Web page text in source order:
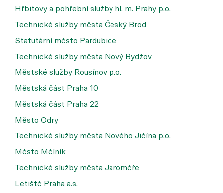
Hřbitovy a pohřební služby hl. m. Prahy p.o.
Technické služby města Český Brod
Statutární město Pardubice
Technické služby města Nový Bydžov
Městské služby Rousínov p.o.
Městská část Praha 10
Městská část Praha 22
Město Odry
Technické služby města Nového Jičína p.o.
Město Mělník
Technické služby města Jaroměře
Letiště Praha a.s.